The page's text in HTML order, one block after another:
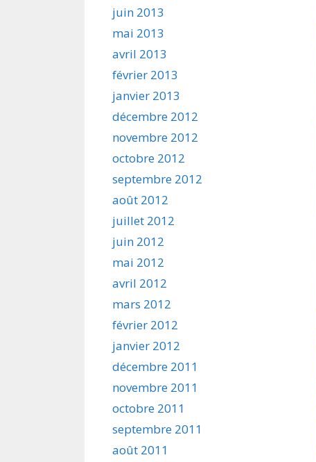
juin 2013
mai 2013
avril 2013
février 2013
janvier 2013
décembre 2012
novembre 2012
octobre 2012
septembre 2012
août 2012
juillet 2012
juin 2012
mai 2012
avril 2012
mars 2012
février 2012
janvier 2012
décembre 2011
novembre 2011
octobre 2011
septembre 2011
août 2011